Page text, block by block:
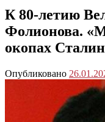
К 80-летию
Фолионова.
окопах
Опубликовано